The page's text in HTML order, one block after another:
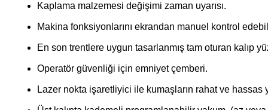
Kaplama malzemesi değişimi zaman uyarısı.
Makina fonksiyonlarını ekrandan manuel kontrol
En son trentlere uygun tasarlanmış tam oturan kalıp
Operatör güvenliği için emniyet çemberi.
Lazer nokta işaretliyici ile kumaşların rahat ve hassas